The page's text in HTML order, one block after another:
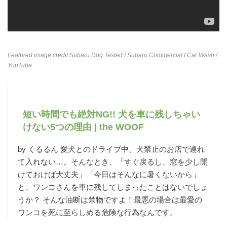
Featured image creditSubaru Dog Tested I Subaru Commercial I Car Wash /
YouTube
短い時間でも絶対NG!! 犬を車に残しちゃい
けない5つの理由 | the WOOF
by くるるん 愛犬とのドライブ中、犬禁止のお店で連れ
て入れない…。そんなとき、「すぐ戻るし、窓を少し開
けておけば大丈夫」「今日はそんなに暑くないから」
と、ワンコさんを車に残してしまったことはないでしょ
うか？ そんな油断は禁物ですよ！最悪の場合は最愛の
ワンコを死に至らしめる危険な行為なんです。